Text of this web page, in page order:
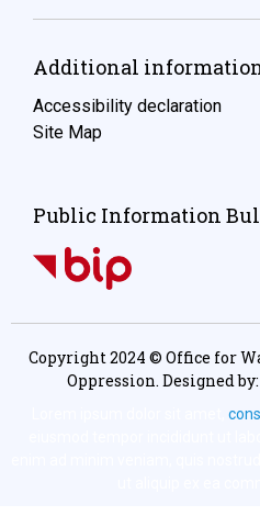
Additional
Accessibility declaration
Site Map
Public Information
Copyright 2024 © Office for
Oppression. Designed by: